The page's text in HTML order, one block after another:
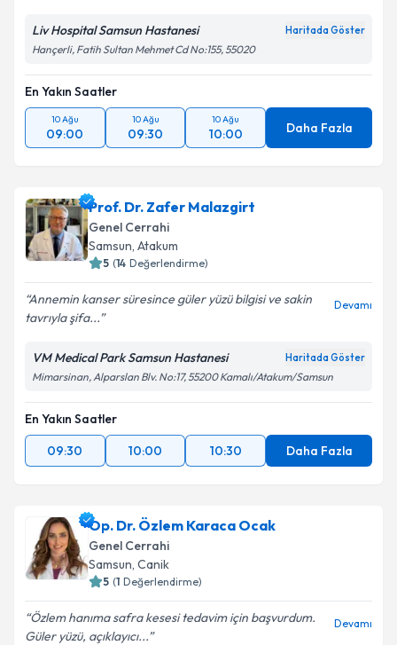
Liv Hospital Samsun Hastanesi Haritada Göster
Hançerli, Fatih Sultan Mehmet Cd No:155, 55020
En Yakın Saatler
10 Ağu
09:00
10 Ağu
09:30
10 Ağu
10:00 Daha Fazla
Prof. Dr. Zafer Malazgirt
Genel Cerrahi
Samsun, Atakum
5 (14 Değerlendirme)
Annemin kanser süresince güler yüzü bilgisi ve sakin
tavrıyla şifa...
Devamı
VM Medical Park Samsun Hastanesi Haritada Göster
Mimarsinan, Alparslan Blv. No:17, 55200 Kamalı/Atakum/Samsun
En Yakın Saatler
09:30
10:00 10:30 Daha Fazla
Op. Dr. Özlem Karaca Ocak
Genel Cerrahi
Samsun, Canik
5 (1 Değerlendirme)
Özlem hanıma safra kesesi tedavim için başvurdum.
Güler yüzü, açıklayıcı...
Devamı